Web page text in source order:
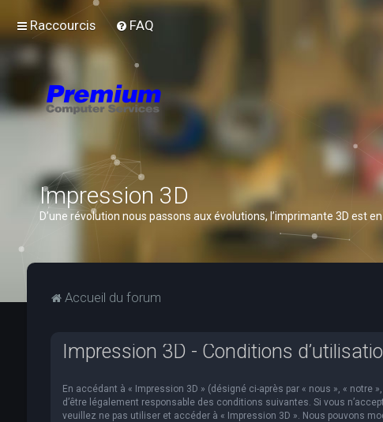
Raccourcis FAQ
Impression 3D
D’une révolution nous passons aux évolutions, l’imprimante 3D
Accueil du forum
Impression 3D - Conditions
En accédant à « Impression 3D » (désigné ci-après par « nous », « notre
d’être légalement responsable des conditions suivantes. Si vous
veuillez ne pas utiliser et accéder à « Impression 3D ». Nous pouvons